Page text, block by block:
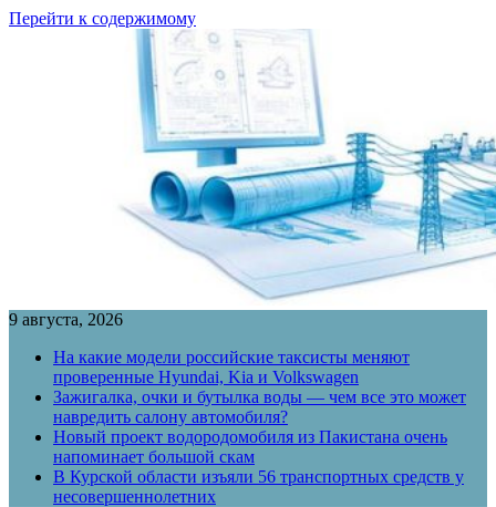
Перейти к содержимому
9 августа, 2026
На какие модели российские таксисты меняют
проверенные Hyundai, Kia и Volkswagen
Зажигалка, очки и бутылка воды — чем все это может
навредить салону автомобиля?
Новый проект водородомобиля из Пакистана очень
напоминает большой скам
В Курской области изъяли 56 транспортных средств у
несовершеннолетних